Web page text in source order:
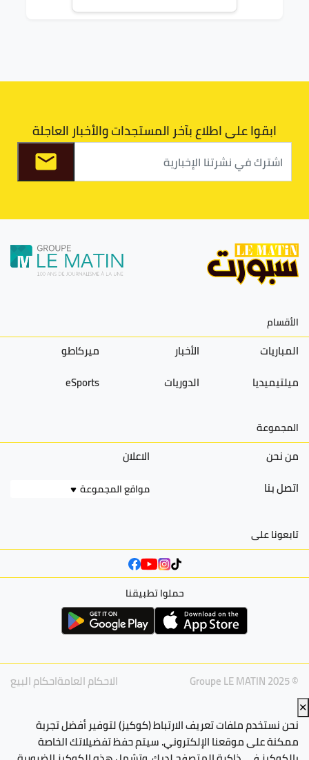
ابقوا على اطلاع بآخر المستجدات والأخبار العاجلة
الأقسام
المباريات الأخبار
ميركاطو
ميلتيميديا
الدوريات eSports
المجموعة
من نحن
الاعلان
اتصل بنا
مواقع المجموعة
تابعونا على
حملوا تطبيقنا
© Groupe LE MATIN 2025 الاحكام العامةاحكام البيع
✕
نحن نستخدم ملفات تعريف الارتباط (كوكيز) لتوفير أفضل تجربة
ممكنة على موقعنا الإلكتروني. سيتم حفظ تفضيلاتك الخاصة